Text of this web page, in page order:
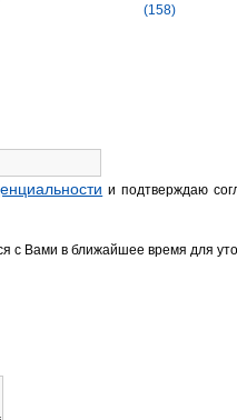
(158)
и подтверждаю
с Вами в ближайшее время для